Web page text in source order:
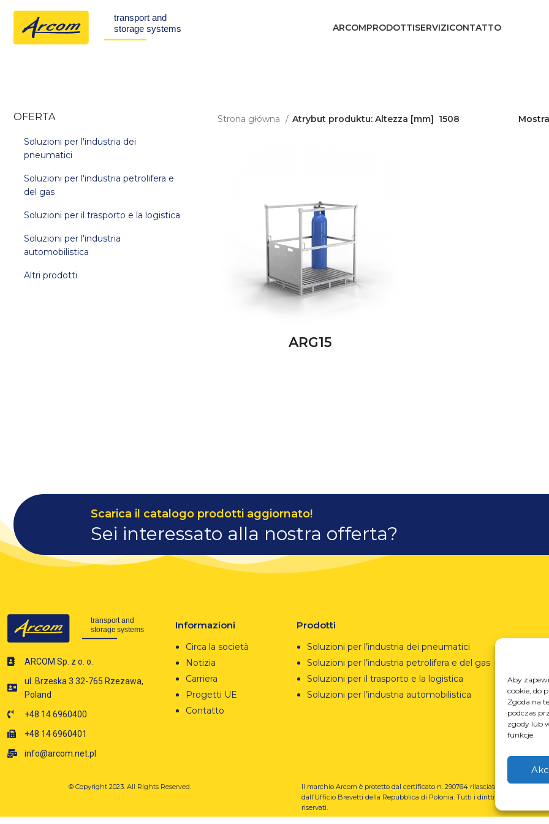
Aby
cookie, do
Zgoda na
podczas
zgody lub
funkcje.
ARCOMPRODOTTISERVIZICONTATTO
OFERTA
Soluzioni per l'industria dei
pneumatici
Soluzioni per l'industria petrolifera e
del gas
Soluzioni per il trasporto e la logistica
Soluzioni per l'industria
automobilistica
Altri prodotti
Strona główna Atrybut produktu: Altezza [mm] 1508 Mostra
ARG15
Scarica il catalogo prodotti aggiornato!
Sei interessato alla nostra offerta?
ARCOM Sp. z o. o.
ul. Brzeska 3 32-765 Rzezawa,
Poland
+48 14 6960400
+48 14 6960401
info@arcom.net.pl
Informazioni
Circa la società
Notizia
Carriera
Progetti UE
Contatto
Prodotti
Soluzioni per l’industria dei pneumatici
Soluzioni per l’industria petrolifera e del gas
Soluzioni per il trasporto e la logistica
Soluzioni per l’industria automobilistica
© Copyright 2023. All Rights Reserved.
Il marchio Arcom è protetto dal certificato n. 290764 rilasciato
dall’Ufficio Brevetti della Repubblica di Polonia. Tutti i diritti
riservati.